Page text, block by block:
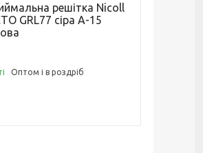
решітка Nicoll
GRL77 сіра А-15
Оптом і в роздріб